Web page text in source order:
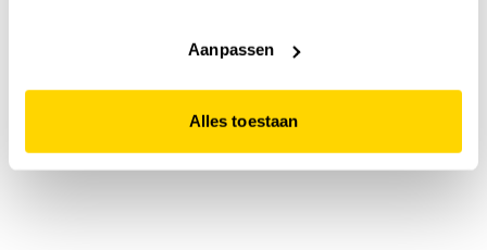
website niet optimaal functioneert.
Aanpassen
Alles toestaan